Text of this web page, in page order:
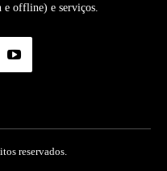
e offline) e serviços.
reservados.